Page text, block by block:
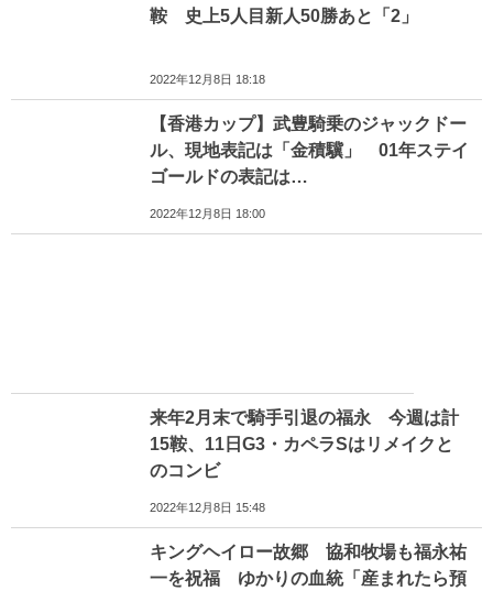
鞍 史上5人目新人50勝あと「2」
2022年12月8日 18:18
【香港カップ】武豊騎乗のジャックドー
ル、現地表記は「金積驥」 01年ステイ
ゴールドの表記は…
2022年12月8日 18:00
来年2月末で騎手引退の福永 今週は計
15鞍、11日G3・カペラSはリメイクと
のコンビ
2022年12月8日 15:48
キングヘイロー故郷 協和牧場も福永祐
一を祝福 ゆかりの血統「産まれたら預